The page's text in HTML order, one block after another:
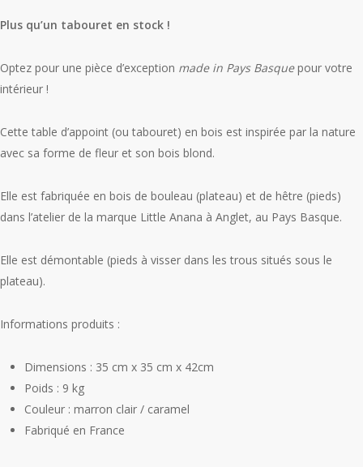
initial
400,00 €.
actuel
150,00 €.
Plus qu’un tabouret en stock !
Optez pour une pièce d’exception made in Pays Basquepour votre
intérieur !
Cette table d’appoint (ou tabouret) en bois est inspirée par la nature
avec sa forme de fleur et son bois blond.
Elle est fabriquée en bois de bouleau (plateau) et de hêtre (pieds)
dans l’atelier de la marque Little Anana à Anglet, au Pays Basque.
Elle est démontable (pieds à visser dans les trous situés sous le
plateau).
Informations produits :
Dimensions : 35 cm x 35 cm x 42cm
Poids : 9 kg
Couleur : marron clair / caramel
Fabriqué en France